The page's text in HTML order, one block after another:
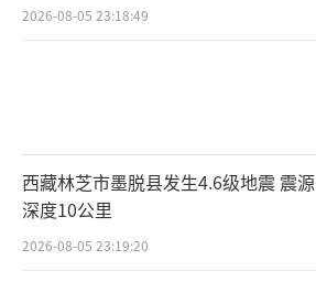
2026-08-05 23:18:49
西藏林芝市墨脱县发生4.6级地震 震源
深度10公里
2026-08-05 23:19:20